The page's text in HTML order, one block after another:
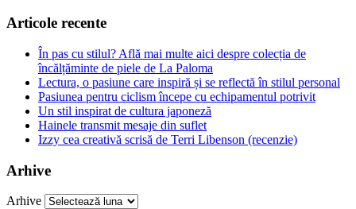
Articole recente
În pas cu stilul? Află mai multe aici despre colecția de
încălțăminte de piele de La Paloma
Lectura, o pasiune care inspiră și se reflectă în stilul personal
Pasiunea pentru ciclism începe cu echipamentul potrivit
Un stil inspirat de cultura japoneză
Hainele transmit mesaje din suflet
Izzy cea creativă scrisă de Terri Libenson (recenzie)
Arhive
Arhive